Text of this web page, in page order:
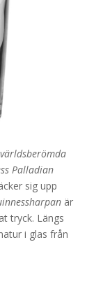
världsberömda
Palladian
sig upp
är
tryck. Längs
i glas från